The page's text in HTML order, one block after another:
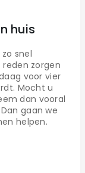
huis
snel
zorgen
voor vier
Mocht u
dan vooral
gaan we
helpen.